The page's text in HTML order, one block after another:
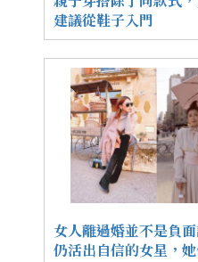
建議從鞋子入門
女人離過婚並不是負
仍活出自信的女星，